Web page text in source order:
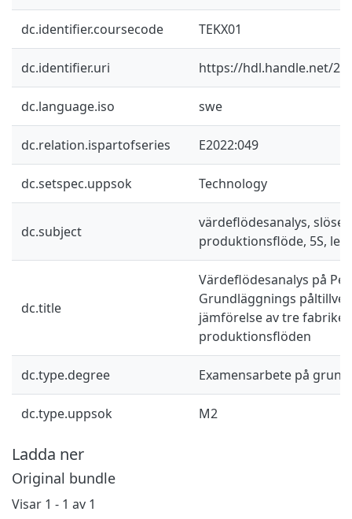
dc.identifier.coursecode TEKX01
dc.identifier.uri https://hdl.handle.net/
dc.language.iso swe
dc.relation.ispartofseries E2022:049
dc.setspec.uppsok Technology
dc.subject
värdeflödesanalys,
produktionsflöde, 5S,
dc.title
Värdeflödesanalys på
Grundläggnings
jämförelse av tre
produktionsflöden
dc.type.degree Examensarbete på
dc.type.uppsok M2
Ladda ner
Original bundle
Visar 1 - 1 av 1